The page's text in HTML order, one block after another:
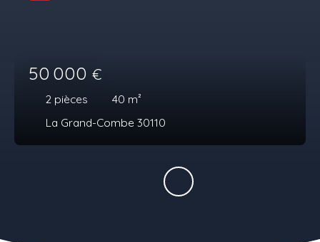
50 000 €
2 pièces 40 m²
La Grand-Combe 30110